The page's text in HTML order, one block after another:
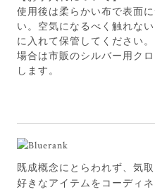
使用後は柔らかい布で表面
い。空気になるべく触れな
に入れて保管してください
場合は市販のシルバー用ク
します。
既成概念にとらわれず、気
好きなアイテムをコーディ